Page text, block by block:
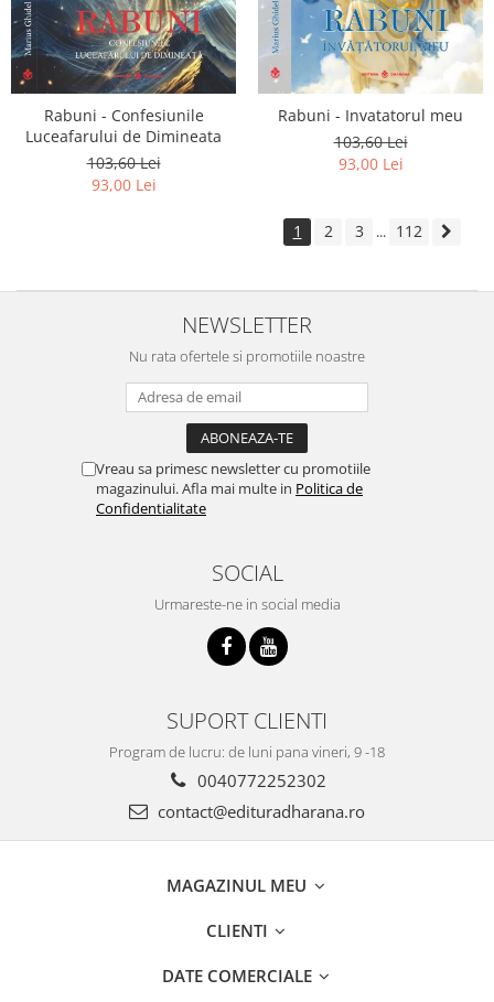
Rabuni - Confesiunile
Luceafarului de Dimineata
103,60 Lei
93,00 Lei
Rabuni - Invatatorul meu
103,60 Lei
93,00 Lei
1 2 3 ... 112
NEWSLETTER
Nu rata ofertele si promotiile noastre
Vreau sa primesc newsletter cu promotiile
magazinului. Afla mai multe in Politica de
Confidentialitate
SOCIAL
Urmareste-ne in social media
SUPORT CLIENTI
Program de lucru: de luni pana vineri, 9 -18
0040772252302
contact@edituradharana.ro
MAGAZINUL MEU
CLIENTI
DATE COMERCIALE